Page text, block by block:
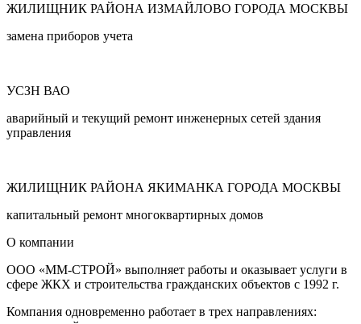
ЖИЛИЩНИК РАЙОНА ИЗМАЙЛОВО ГОРОДА МОСКВЫ
замена приборов учета
УСЗН ВАО
аварийный и текущий ремонт инженерных сетей здания
управления
ЖИЛИЩНИК РАЙОНА ЯКИМАНКА ГОРОДА МОСКВЫ
капитальный ремонт многоквартирных домов
О компании
ООО «ММ-СТРОЙ» выполняет работы и оказывает услуги в
сфере ЖКХ и строительства гражданских объектов с 1992 г.
Компания одновременно работает в трех направлениях: